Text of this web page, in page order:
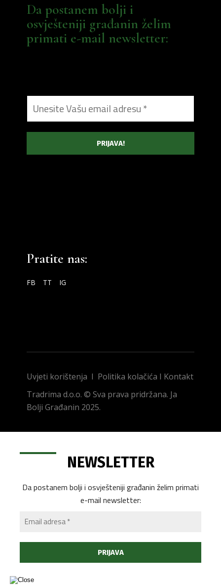
Da postanem bolji i
osvješteniji građanin želim
primati e-mail newsletter:
Pratite nas:
FB TT IG
Uvjeti korištenja I Politika kolačića I Kontakt
Tradrima d.o.o. © Sva prava pridržana. Ja
Bolji Građanin 2025.
NEWSLETTER
Da postanem bolji i osvješteniji građanin želim primati
e-mail newsletter: